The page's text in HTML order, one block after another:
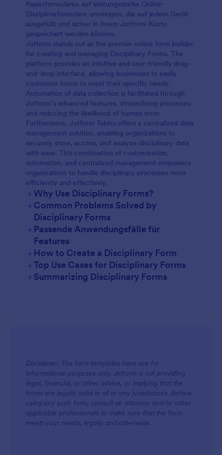
Papierformularen auf leistungsstarke Online-
Disziplinarformulare umsteigen, die auf jedem Gerät
ausgefüllt und sicher in Ihrem Jotform-Konto
gespeichert werden können.
Jotform stands out as the premier online form builder
for creating and managing Disciplinary Forms. The
platform provides an intuitive and user-friendly drag-
and-drop interface, allowing businesses to easily
customize forms to meet their specific needs.
Automation of data collection is facilitated through
Jotform’s advanced features, streamlining processes
and reducing the likelihood of human error.
Furthermore, Jotform Tables offers a centralized data
management solution, enabling organizations to
securely store, access, and analyze disciplinary data
with ease. This combination of customization,
automation, and centralized management empowers
organizations to handle disciplinary processes more
efficiently and effectively.
+Why Use Disciplinary Forms?
+Common Problems Solved by
Disciplinary Forms
+Passende Anwendungsfälle für
Features
+How to Create a Disciplinary Form
+Top Use Cases for Disciplinary Forms
For Managers
For Teams
+Summarizing Disciplinary Forms
Disclaimer: The form templates here are for
informational purposes only. Jotform is not providing
legal, financial, or other advice, or implying that the
forms are legally valid in all or any jurisdictions. Before
using any such form, consult an attorney and/or other
applicable professionals to make sure that the form
meets your needs, legally and otherwise.